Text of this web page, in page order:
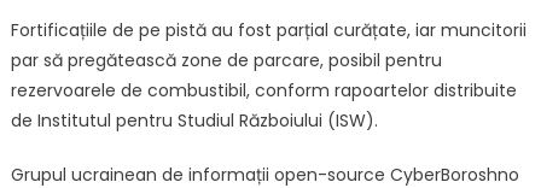
Fortificațiile de pe pistă au fost parțial curățate, iar muncitorii
par să pregătească zone de parcare, posibil pentru
rezervoarele de combustibil, conform rapoartelor distribuite
de Institutul pentru Studiul Războiului (ISW).
Grupul ucrainean de informații open-source CyberBoroshno